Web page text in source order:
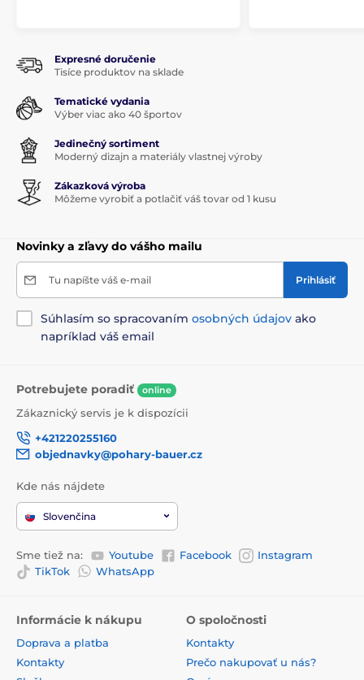
Expresné doručenie
Tisíce produktov na sklade
Tematické vydania
Výber viac ako 40 športov
Jedinečný sortiment
Moderný dizajn a materiály vlastnej výroby
Zákazková výroba
Môžeme vyrobiť a potlačiť váš tovar od 1 kusu
Novinky a zľavy do vášho mailu
Tu napíšte váš e-mail Prihlásiť
Súhlasím so spracovaním osobných údajov ako
napríklad váš email
Potrebujete poradiť online
Zákaznický servis je k dispozícii
+421220255160
objednavky@pohary-bauer.cz
Kde nás nájdete
Slovenčina
Sme tiež na: Youtube Facebook
Instagram
TikTok
WhatsApp
Informácie k nákupu
Doprava a platba
Kontakty
O spoločnosti
Kontakty
Prečo nakupovať u nás?